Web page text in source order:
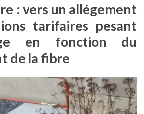
: vers un allégement
tarifaires pesant
en fonction du
de la fibre